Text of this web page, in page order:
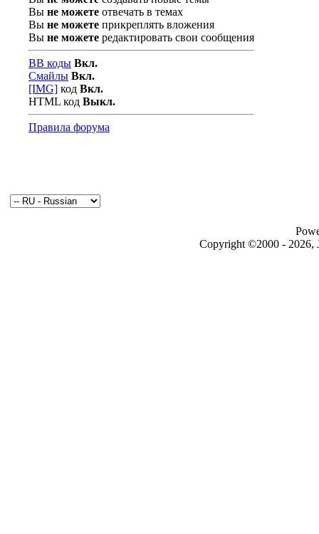
Вы не можете отвечать в темах
Вы не можете прикреплять вложения
Вы не можете редактировать свои сообщения
BB коды Вкл.
Смайлы Вкл.
[IMG] код Вкл.
HTML код Выкл.
Правила форума
Copyright ©2000 - 2026,